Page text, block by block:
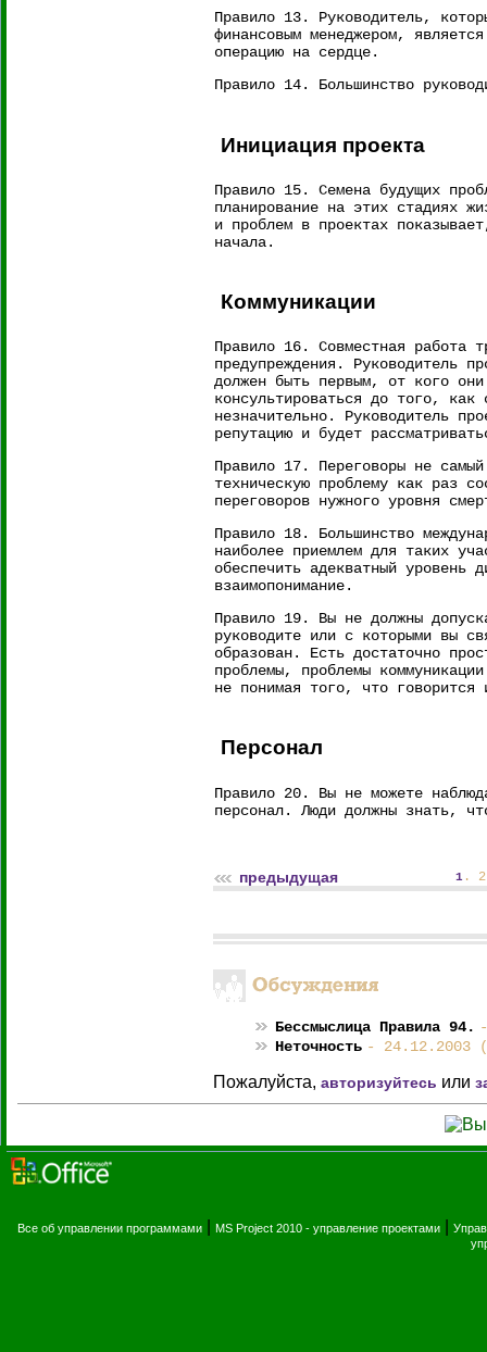
Правило 13. Руководитель,
финансовым менеджером,
операцию на сердце.
Правило 14. Большинство
Инициация проекта
Правило 15. Семена будущих
планирование на этих стадиях
и проблем в проектах
начала.
Коммуникации
Правило 16. Совместная работа
предупреждения. Руководитель
должен быть первым, от кого
консультироваться до того,
незначительно. Руководитель
репутацию и будет
Правило 17. Переговоры не
техническую проблему как раз
переговоров нужного уровня
Правило 18. Большинство
наиболее приемлем для таких
обеспечить адекватный уровень
взаимопонимание.
Правило 19. Вы не должны
руководите или с которыми вы
образован. Есть достаточно
проблемы, проблемы
не понимая того, что говорится
Персонал
Правило 20. Вы не можете
персонал. Люди должны знать,
предыдущая 1 . 2
Бессмыслица Правила 94.
Неточность - 24.12.2003
Пожалуйста, авторизуйтесь или
Все об управлении программами MS Project 2010 - управление проектами